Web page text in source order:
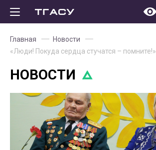
Главная
Новости
«Люди! Покуда сердца стучатся – помните!»
НОВОСТИ